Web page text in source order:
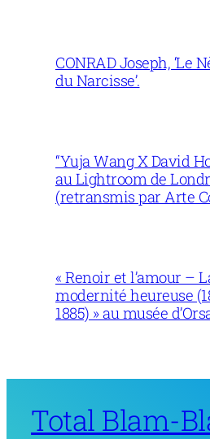
CONRAD Joseph, ‘Le
du Narcisse’.
“Yuja Wang X David
au Lightroom de
(retransmis par Arte
« Renoir et l’amour –
modernité heureuse
1885) » au musée
Total Blam-